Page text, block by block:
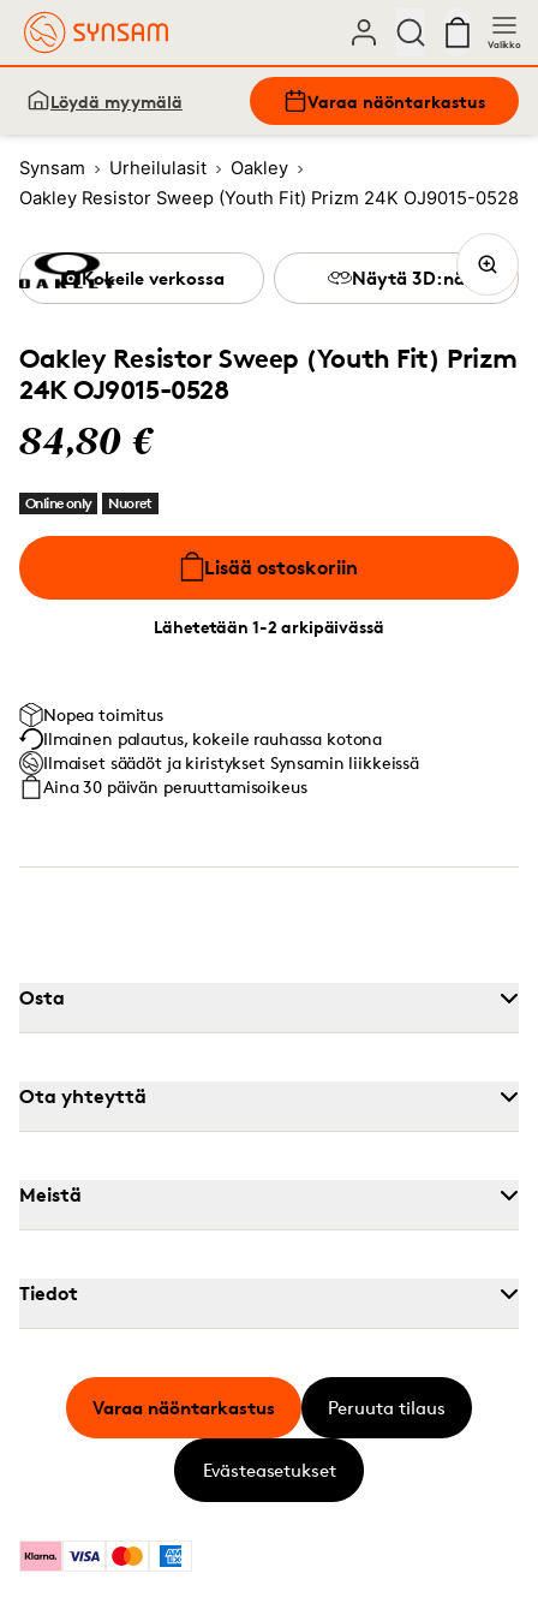
Valikko
Löydä myymälä Varaa näöntarkastus
Synsam Urheilulasit
Oakley
Oakley Resistor Sweep (Youth Fit) Prizm 24K OJ9015-0528
Oakley Resistor Sweep (Youth Fit) Prizm
24K OJ9015-0528
84,80 €
Online only Nuoret
Lisää ostoskoriin
Lähetetään 1-2 arkipäivässä
Kokeile verkossa Näytä 3D:nä
Nopea toimitus
Ilmainen palautus, kokeile rauhassa kotona
Ilmaiset säädöt ja kiristykset Synsamin liikkeissä
Aina 30 päivän peruuttamisoikeus
Osta
Ota yhteyttä
Meistä
Tiedot
KlarnaVisa MastercardAmerican Express
Varaa näöntarkastus Peruuta tilaus
Evästeasetukset